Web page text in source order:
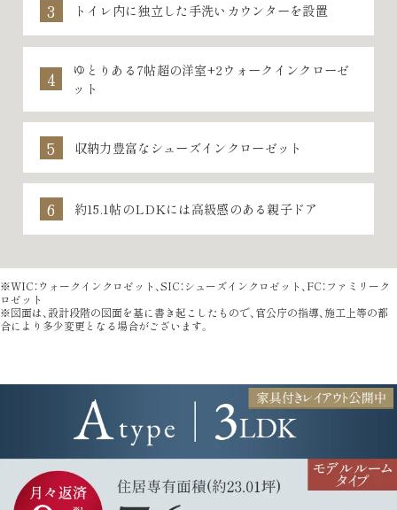
トイレ内に独立した手洗いカウンターを設置
ゆとりある7帖超の洋室+2ウォークインクローゼ
ット
収納力豊富なシューズインクローゼット
約15.1帖のLDKには高級感のある親子ドア
※WIC：ウォークインクロゼット、SIC：シューズインクロゼット、FC：ファミリーク
ロゼット
※図面は、設計段階の図面を基に書き起こしたもので、官公庁の指導、施工上等の都
合により多少変更となる場合がございます。